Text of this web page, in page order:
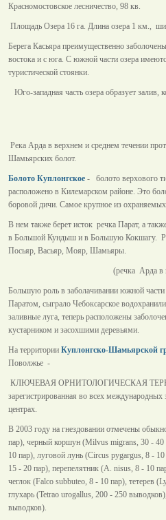
Красномостовское лесничество, 98 кв.
Площадь Озера 16 га. Длина озера 1 км.,
Берега Касьяра преимущественно
востока и с юга. С южной части озера
туристической стоянки.
Юго-западная часть озера образует
Река Арда в верхнем и среднем течении
Шамьярских болот.
Болото Куплонгское - болото верхового
расположено в Килемарском районе. Это
боровой дичи. Самое крупное из
В нем также берет исток речка Парат, а
в Большой Кундыш и в Большую Кокшагу.
Посьяр, Васьяр, Мояр, Шамьяры.
(речка Арда в
Большую роль в заболачивании южной
Паратом, сыграло Чебоксарское
заливные луга, теперь расположены
кустарником и засохшими деревьями.
На территории Куплонгско-Шамьярской
Поволжье -
КЛЮЧЕВАЯ ОРНИТОЛОГИЧЕСКАЯ
зарегистрированная во всех международных
центрах.
В 2003 году на гнездовании отмечены
пар), черный коршун (Milvus migrans, 30 - 40
10 пар), луговой лунь (Circus pygargus, 8 -
15 - 20 пар), перепелятник (A. nisus, 8 - 10
чеглок (Falco subbuteo, 8 - 10 пар), тетерев
глухарь (Tetrao urogallus, 200 - 250
выводков).